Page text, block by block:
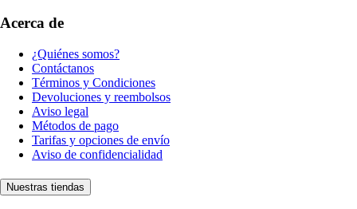
Acerca de
¿Quiénes somos?
Contáctanos
Términos y Condiciones
Devoluciones y reembolsos
Aviso legal
Métodos de pago
Tarifas y opciones de envío
Aviso de confidencialidad
Nuestras tiendas